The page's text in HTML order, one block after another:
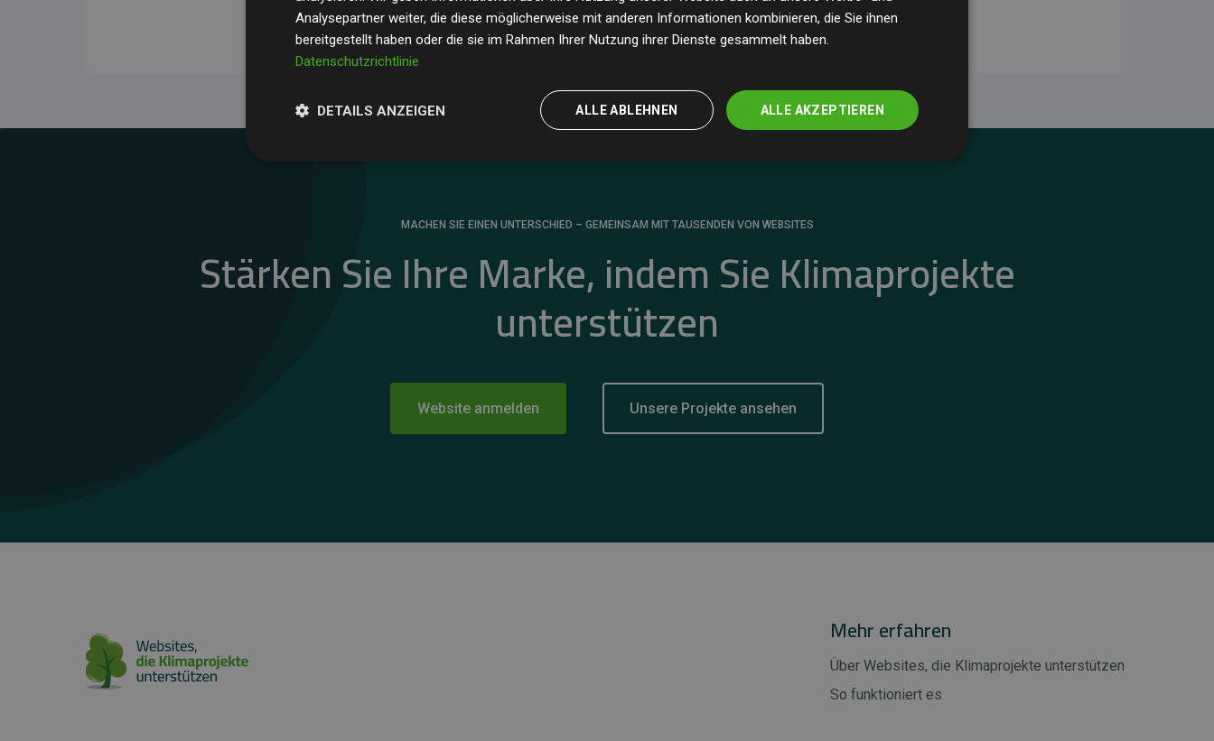
unseres Ansatzes.
MACHEN SIE EINEN UNTERSCHIED – GEMEINSAM MIT TAUSENDEN VON WEBSITES
Stärken Sie Ihre Marke, indem Sie Klimaprojekte
unterstützen
Website anmelden Unsere Projekte ansehen
Mehr erfahren
Über Websites, die Klimaprojekte unterstützen
So funktioniert es
Analysepartner weiter, die diese möglicherweise mit anderen Informationen kombinieren, die Sie ihnen
bereitgestellt haben oder die sie im Rahmen Ihrer Nutzung ihrer Dienste gesammelt haben.
Datenschutzrichtlinie
ALLE AKZEPTIEREN
ALLE ABLEHNEN
DETAILS ANZEIGEN